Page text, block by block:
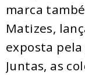
marca
Matizes,
exposta
Juntas, as